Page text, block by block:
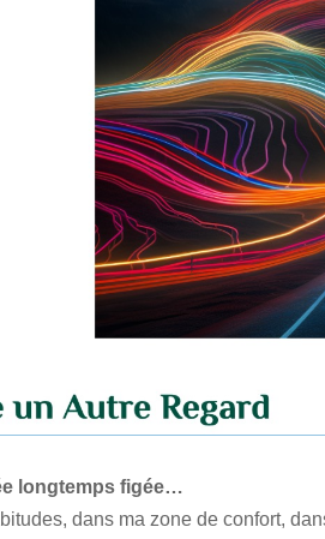
longtemps figée…
dans ma zone de confort,